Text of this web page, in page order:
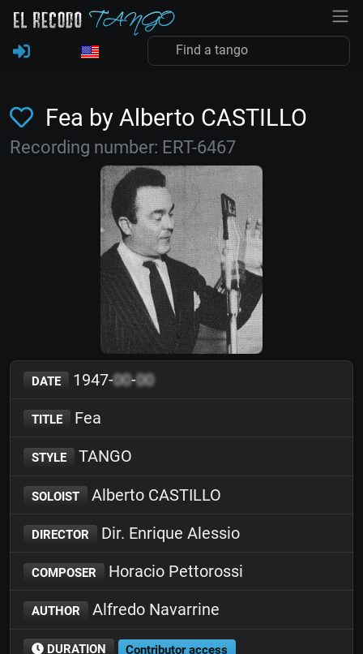
Fea by Alberto CASTILLO
Recording number: ERT-6467
DATE 1947-00-00
TITLE Fea
STYLE TANGO
SOLOIST Alberto CASTILLO
DIRECTOR Dir. Enrique Alessio
COMPOSER Horacio Pettorossi
AUTHOR Alfredo Navarrine
DURATION Contributor access